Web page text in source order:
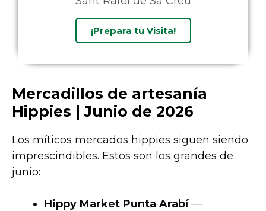
¡Prepara tu Visita!
Mercadillos de artesanía
Hippies | Junio de 2026
Los míticos mercados hippies siguen siendo
imprescindibles. Estos son los grandes de
junio:
Hippy Market Punta Arabí—